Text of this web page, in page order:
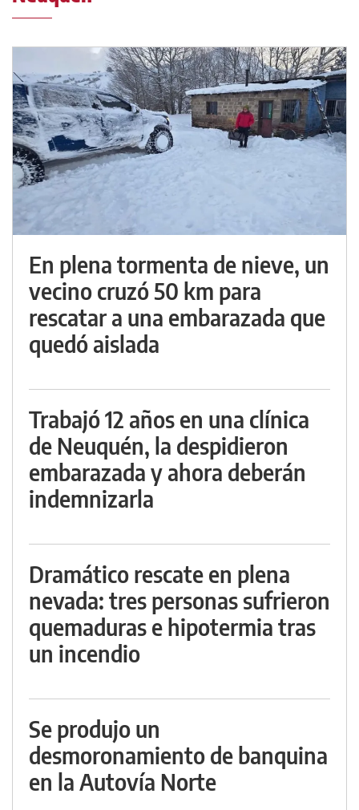
En plena tormenta de nieve, un
vecino cruzó 50 km para
rescatar a una embarazada que
quedó aislada
Trabajó 12 años en una clínica
de Neuquén, la despidieron
embarazada y ahora deberán
indemnizarla
Dramático rescate en plena
nevada: tres personas sufrieron
quemaduras e hipotermia tras
un incendio
Se produjo un
desmoronamiento de banquina
en la Autovía Norte